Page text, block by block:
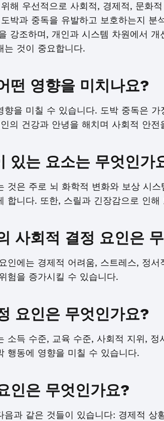
해 우선적으로 사회적, 경제적, 문화
박과 중독을 유발하고 보호하는지 분
강조하며, 개인과 시스템 차원에서
는 것이 중요합니다.
떤 영향을 미치나요?
향을 미칠 수 있습니다. 도박 중독은
의 건강과 안녕을 해치며 사회적 안전
있는 요소는 무엇인가
것은 주로 뇌 화학적 변화와 보상 시
합니다. 또한, 스릴과 긴장감으로 인
사회적 결정 요인은
인에는 경제적 어려움, 스트레스, 정
험을 증가시킬 수 있습니다.
요인은 무엇인가요?
소득 수준, 교육 수준, 사회적 지위,
행동에 영향을 미칠 수 있습니다.
인은 무엇인가요?
음과 같은 것들이 있습니다: 경제적 상